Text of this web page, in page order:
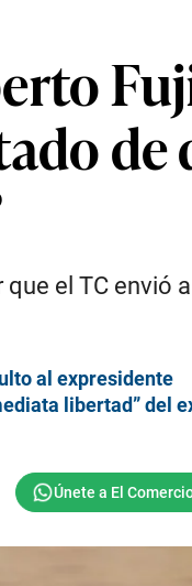
de
el TC envió
al expresidente
libertad” del